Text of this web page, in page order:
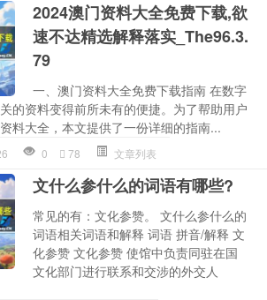
2024澳门资料大全免费下载,欲
速不达精选解释落实_The96.3.
79
一、澳门资料大全免费下载指南 在数字
的资料变得前所未有的便捷。为了帮助用户
料大全，本文提供了一份详细的指南...
0 78 文章列表
文什么参什么的词语有哪些?
常见的有：文化参赞。 文什么参什么的
词语相关词语和解释 词语 拼音/解释 文
化参赞 文化参赞 使馆中负责同驻在国
文化部门进行联系和交涉的外交人